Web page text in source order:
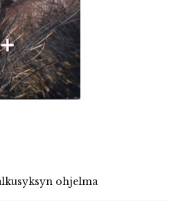
ohjelma